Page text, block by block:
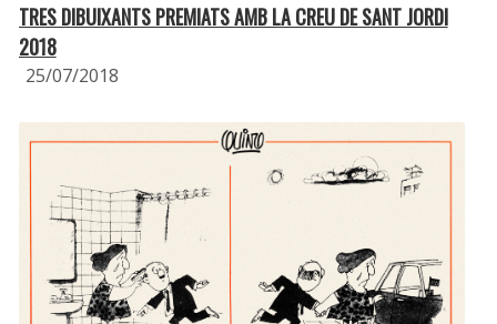
TRES DIBUIXANTS PREMIATS AMB LA CREU DE SANT JORDI
2018
25/07/2018